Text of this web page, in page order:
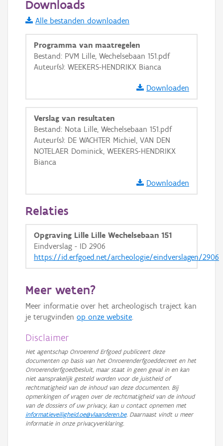
Informatie Vlaanderen
i
+ −
Basis Lagen
OSM-Basiskaart
GRB-Basiskaart
GRB-Basiskaart in grijswaarden
Downloads
Alle bestanden downloaden
Programma van maatregelen
Bestand: PVM Lille, Wechelsebaan 151.pdf
Auteur(s): WEEKERS-HENDRIKX Bianca
Downloaden
Verslag van resultaten
Bestand: Nota Lille, Wechelsebaan 151.pdf
Auteur(s): DE WACHTER Michiel, VAN DEN
NOTELAER Dominick, WEEKERS-HENDRIKX
Bianca
Downloaden
Relaties
Opgraving Lille Lille Wechelsebaan 151
Eindverslag - ID 2906
https://id.erfgoed.net/archeologie/eindverslagen/2906
Meer weten?
Meer informatie over het archeologisch traject kan
je terugvinden op onze website.
Disclaimer
Het agentschap Onroerend Erfgoed publiceert deze
documenten op basis van het Onroerenderfgoeddecreet en het
Onroerenderfgoedbesluit, maar staat in geen geval in en kan
niet aansprakelijk gesteld worden voor de juistheid of
rechtmatigheid van de inhoud van deze documenten. Bij
opmerkingen of vragen over de rechtmatigheid van de inhoud
van de dossiers of uw privacy, kan u contact opnemen met
informatieveiligheid.oe@vlaanderen.be. Daarnaast vindt u meer
informatie in onze privacyverklaring.